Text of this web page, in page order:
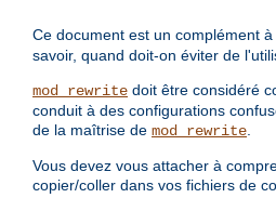
Ce document est un complément à
savoir, quand doit-on éviter de
mod_rewrite doit être considéré
conduit à des configurations
de la maîtrise de mod_rewrite.
Vous devez vous attacher à
copier/coller dans vos fichiers de